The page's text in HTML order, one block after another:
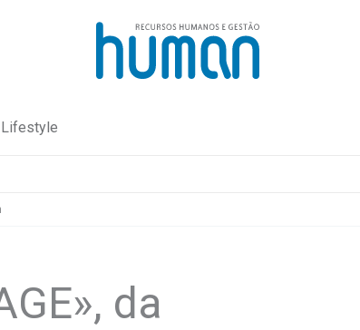
Lifestyle
da